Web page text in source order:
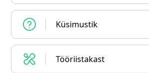
Küsimustik
Tööriistakast